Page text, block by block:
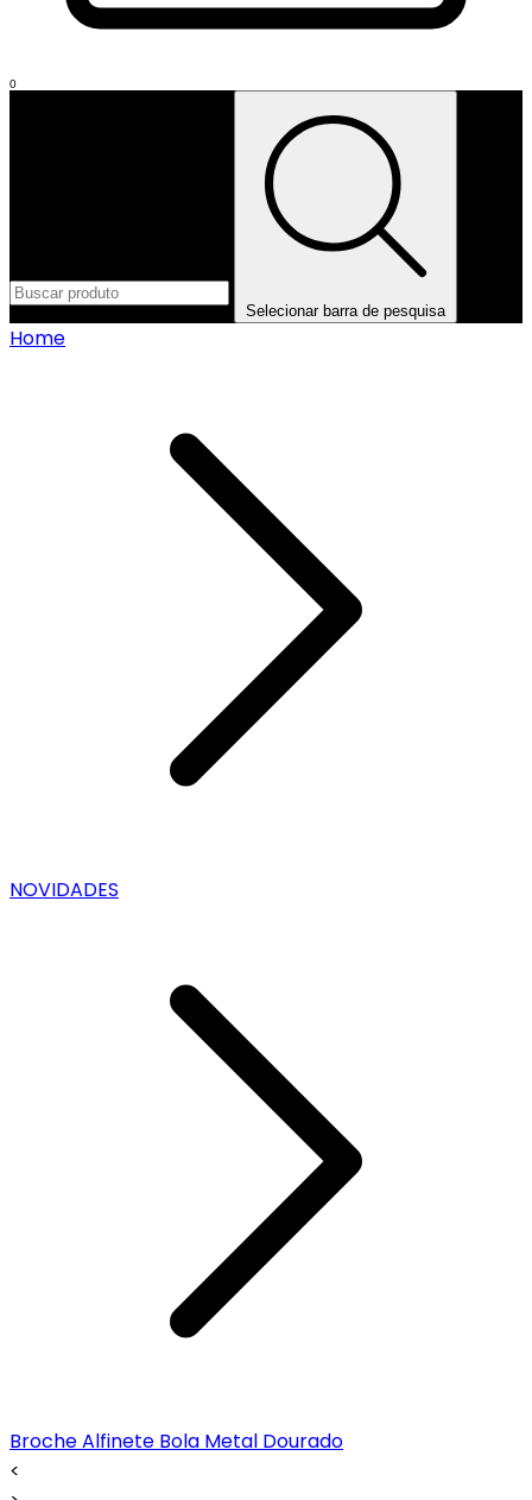
0
Selecionar barra de pesquisa
Home
NOVIDADES
Broche Alfinete Bola Metal Dourado
<